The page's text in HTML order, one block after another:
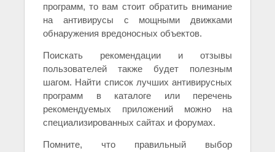
программ, то вам стоит обратить внимание
на антивирусы с мощными движками
обнаружения вредоносных объектов.
Поискать рекомендации и отзывы
пользователей также будет полезным
шагом. Найти список лучших антивирусных
программ в каталоге или перечень
рекомендуемых приложений можно на
специализированных сайтах и форумах.
Помните, что правильный выбор